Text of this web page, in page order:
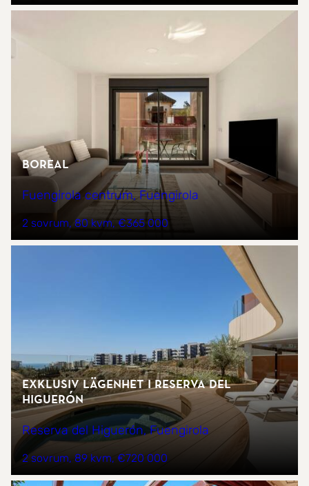
Boreal
Fuengirola centrum, Fuengirola
2 sovrum 80 kvm €365 000
Exklusiv lägenhet i Reserva del
Higuerón
Reserva del Higuerón, Fuengirola
2 sovrum 89 kvm €720 000